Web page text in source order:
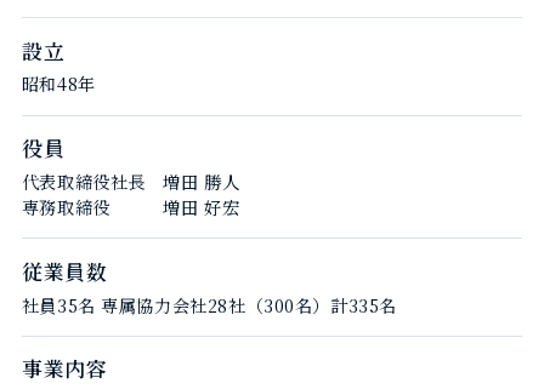
設立
昭和48年
役員
代表取締役社長 増田 勝人
専務取締役 増田 好宏
従業員数
社員35名 専属協力会社28社（300名）計335名
事業内容